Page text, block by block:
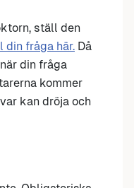
ställ den
din fråga här. Då
din fråga
kommer
kan dröja och